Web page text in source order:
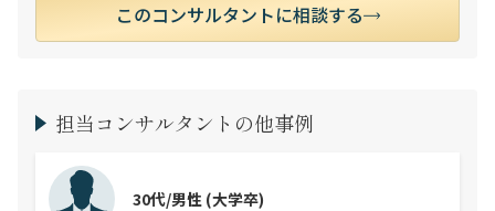
このコンサルタントに相談する
担当コンサルタントの他事例
30代/男性 (大学卒)